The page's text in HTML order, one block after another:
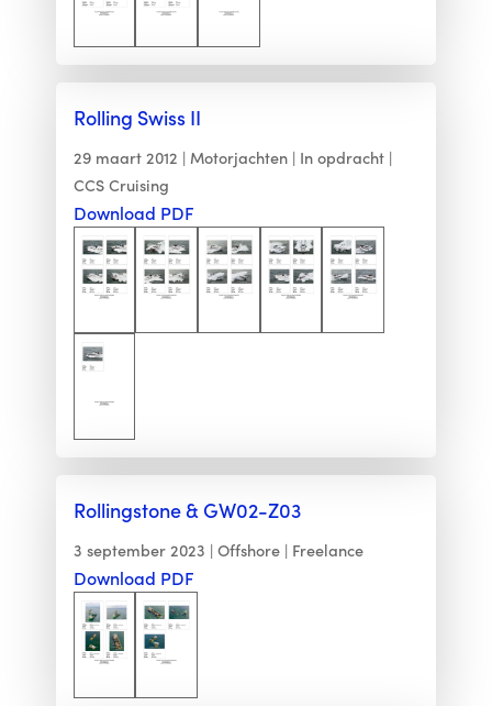
Rolling Swiss II
29 maart 2012 Motorjachten
In opdracht
CCS Cruising
Download PDF
Rollingstone & GW02-Z03
3 september 2023 Offshore Freelance
Download PDF